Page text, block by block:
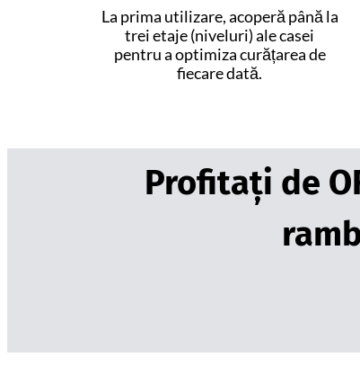
La prima utilizare, acoperă până la
trei etaje (niveluri) ale casei
pentru a optimiza curățarea de
fiecare dată.
Profitați de